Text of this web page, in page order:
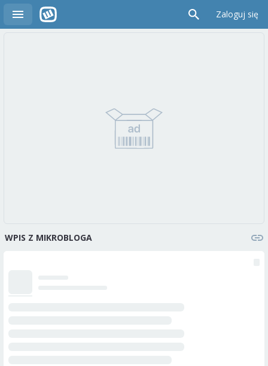
Zaloguj się
WPIS Z MIKROBLOGA